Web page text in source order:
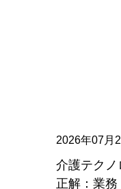
2026年07月
介護テクノ
正解：業